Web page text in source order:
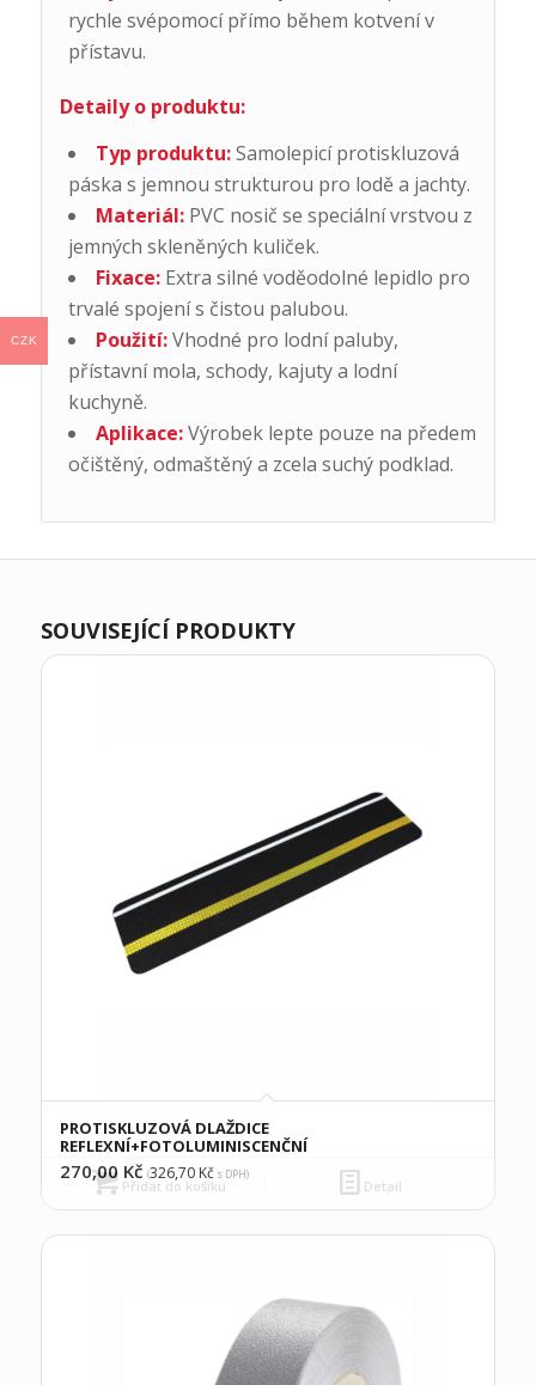
rychle svépomocí přímo během kotvení v
přístavu.
Detaily o produktu:
Typ produktu:Samolepicí protiskluzová
páska s jemnou strukturou pro lodě a jachty.
Materiál:PVC nosič se speciální vrstvou z
jemných skleněných kuliček.
Fixace:Extra silné voděodolné lepidlo pro
trvalé spojení s čistou palubou.
Použití:Vhodné pro lodní paluby,
přístavní mola, schody, kajuty a lodní
kuchyně.
Aplikace:Výrobek lepte pouze na předem
očištěný, odmaštěný a zcela suchý podklad.
SOUVISEJÍCÍ PRODUKTY
PROTISKLUZOVÁ DLAŽDICE
REFLEXNÍ+FOTOLUMINISCENČNÍ
270,00 Kč (326,70 Kčs DPH)
Přidat do košíku Detail
CZK